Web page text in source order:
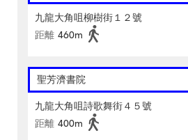
九龍大角咀柳樹街１２號
距離 460m
聖芳濟書院
九龍大角咀詩歌舞街４５號
距離 400m